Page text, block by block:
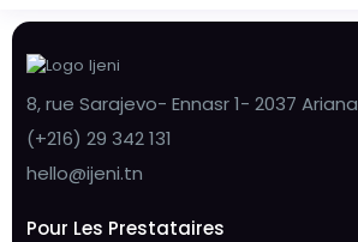
8, rue Sarajevo- Ennasr 1- 2037 Ariana
(+216) 29 342 131
hello@ijeni.tn
Pour Les Prestataires